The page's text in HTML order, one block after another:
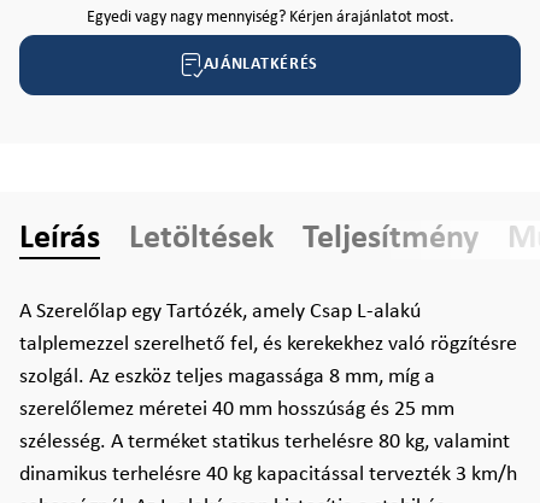
Egyedi vagy nagy mennyiség? Kérjen árajánlatot most.
AJÁNLATKÉRÉS
Leírás Letöltések Teljesítmény
A Szerelőlap egy Tartózék, amely Csap L-alakú
talplemezzel szerelhető fel, és kerekekhez való rögzítésre
szolgál. Az eszköz teljes magassága 8 mm, míg a
szerelőlemez méretei 40 mm hosszúság és 25 mm
szélesség. A terméket statikus terhelésre 80 kg, valamint
dinamikus terhelésre 40 kg kapacitással tervezték 3 km/h